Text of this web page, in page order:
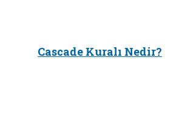
Cascade Kuralı Nedir?